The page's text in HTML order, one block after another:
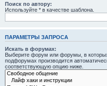
Поиск по автору:
Используйте * в качестве шаблона.
ПАРАМЕТРЫ ЗАПРОСА
Искать в форумах:
Выберите форум или форумы, в
подфорумах производится
соответствующую опцию ниже.